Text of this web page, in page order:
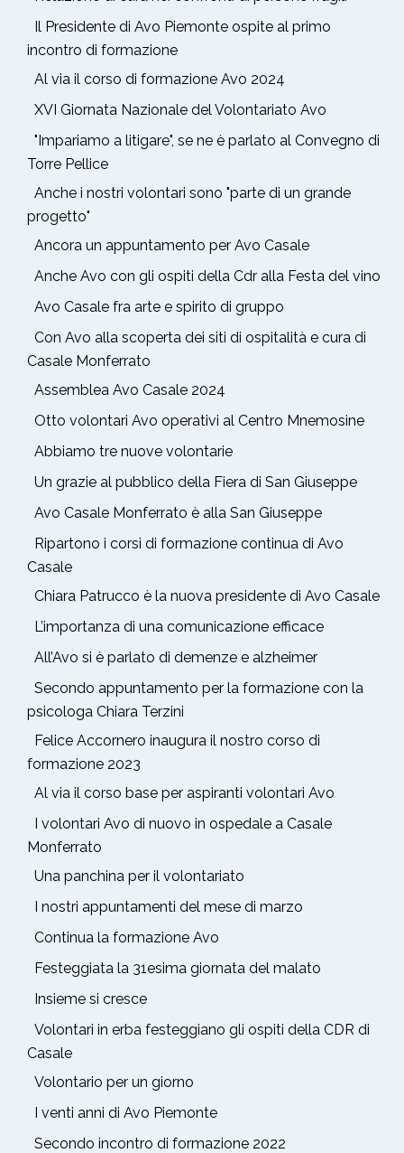
Il Presidente di Avo Piemonte ospite al primo
incontro di formazione
Al via il corso di formazione Avo 2024
XVI Giornata Nazionale del Volontariato Avo
"Impariamo a litigare", se ne è parlato al Convegno di
Torre Pellice
Anche i nostri volontari sono "parte di un grande
progetto"
Ancora un appuntamento per Avo Casale
Anche Avo con gli ospiti della Cdr alla Festa del vino
Avo Casale fra arte e spirito di gruppo
Con Avo alla scoperta dei siti di ospitalità e cura di
Casale Monferrato
Assemblea Avo Casale 2024
Otto volontari Avo operativi al Centro Mnemosine
Abbiamo tre nuove volontarie
Un grazie al pubblico della Fiera di San Giuseppe
Avo Casale Monferrato è alla San Giuseppe
Ripartono i corsi di formazione continua di Avo
Casale
Chiara Patrucco è la nuova presidente di Avo Casale
L’importanza di una comunicazione efficace
All’Avo si è parlato di demenze e alzheimer
Secondo appuntamento per la formazione con la
psicologa Chiara Terzini
Felice Accornero inaugura il nostro corso di
formazione 2023
Al via il corso base per aspiranti volontari Avo
I volontari Avo di nuovo in ospedale a Casale
Monferrato
Una panchina per il volontariato
I nostri appuntamenti del mese di marzo
Continua la formazione Avo
Festeggiata la 31esima giornata del malato
Insieme si cresce
Volontari in erba festeggiano gli ospiti della CDR di
Casale
Volontario per un giorno
I venti anni di Avo Piemonte
Secondo incontro di formazione 2022